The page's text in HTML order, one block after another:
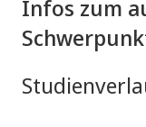
Infos zum